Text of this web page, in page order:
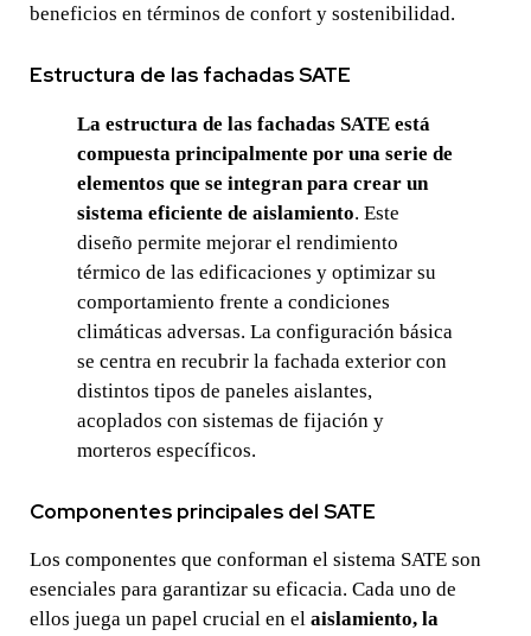
beneficios en términos de confort y sostenibilidad.
Estructura de las fachadas SATE
La estructura de las fachadas SATE está
compuesta principalmente por una serie de
elementos que se integran para crear un
sistema eficiente de aislamiento. Este
diseño permite mejorar el rendimiento
térmico de las edificaciones y optimizar su
comportamiento frente a condiciones
climáticas adversas. La configuración básica
se centra en recubrir la fachada exterior con
distintos tipos de paneles aislantes,
acoplados con sistemas de fijación y
morteros específicos.
Componentes principales del SATE
Los componentes que conforman el sistema SATE son
esenciales para garantizar su eficacia. Cada uno de
ellos juega un papel crucial en elaislamiento, la